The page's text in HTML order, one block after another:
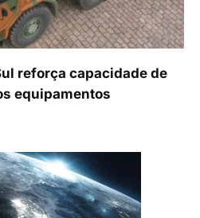
reforça capacidade de
equipamentos